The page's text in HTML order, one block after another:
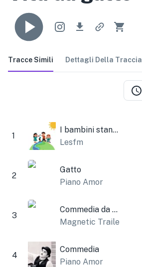
Tracce Simili Dettagli Della Traccia
1
I bambini stanno giocando
Lesfm
2
Gatto
Piano Amor
3
Commedia da Hollywood
Magnetic Trailer
4
Commedia
Piano Amor